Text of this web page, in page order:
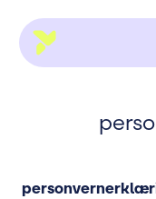
firefly-norway